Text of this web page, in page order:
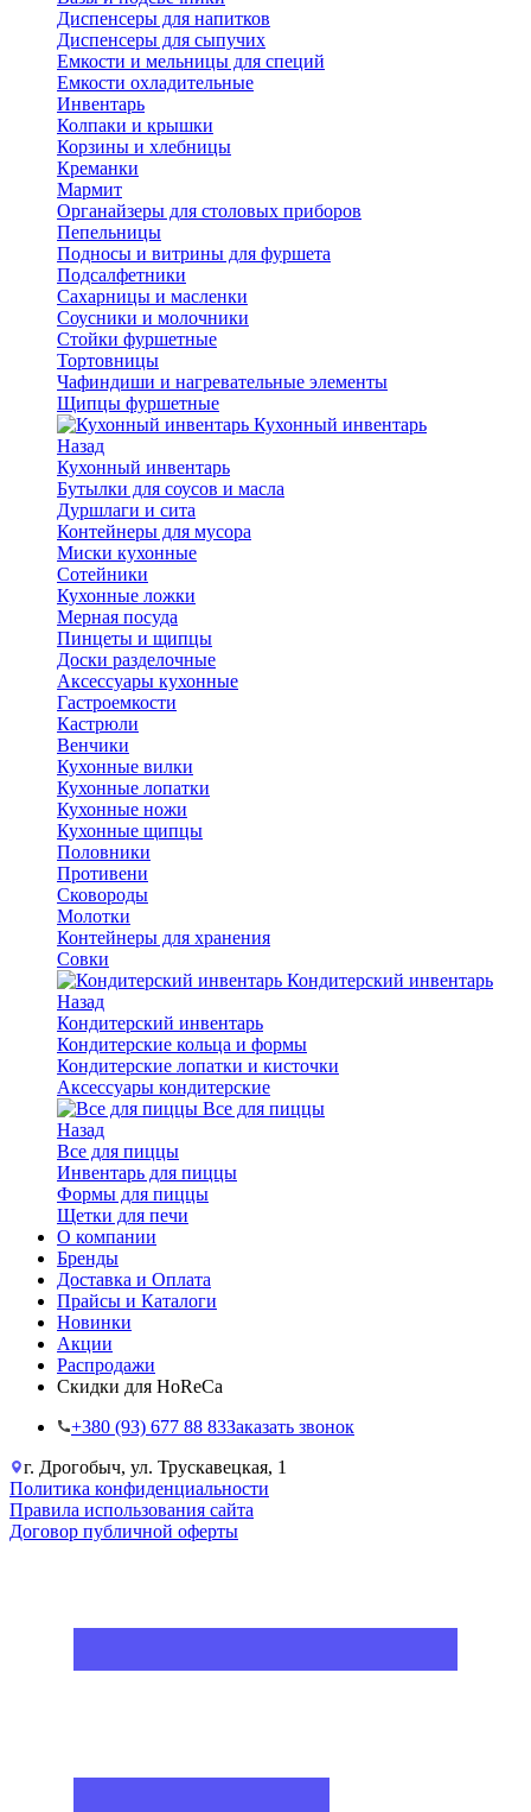
Диспенсеры для напитков
Диспенсеры для сыпучих
Емкости и мельницы для специй
Емкости охладительные
Инвентарь
Колпаки и крышки
Корзины и хлебницы
Креманки
Мармит
Органайзеры для столовых приборов
Пепельницы
Подносы и витрины для фуршета
Подсалфетники
Сахарницы и масленки
Соусники и молочники
Стойки фуршетные
Тортовницы
Чафиндиши и нагревательные элементы
Щипцы фуршетные
Кухонный инвентарь
Назад
Кухонный инвентарь
Бутылки для соусов и масла
Дуршлаги и сита
Контейнеры для мусора
Миски кухонные
Сотейники
Кухонные ложки
Мерная посуда
Пинцеты и щипцы
Доски разделочные
Аксессуары кухонные
Гастроемкости
Кастрюли
Венчики
Кухонные вилки
Кухонные лопатки
Кухонные ножи
Кухонные щипцы
Половники
Противени
Сковороды
Молотки
Контейнеры для хранения
Совки
Кондитерский инвентарь
Назад
Кондитерский инвентарь
Кондитерские кольца и формы
Кондитерские лопатки и кисточки
Аксессуары кондитерские
Все для пиццы
Назад
Все для пиццы
Инвентарь для пиццы
Формы для пиццы
Щетки для печи
О компании
Бренды
Доставка и Оплата
Прайсы и Каталоги
Новинки
Акции
Распродажи
Скидки для HoReCa
+38‎0 (93) 677 88 83Заказать звонок
г. Дрогобыч, ул. Трускавецкая, 1
Политика конфиденциальности
Правила использования сайта
Договор публичной оферты